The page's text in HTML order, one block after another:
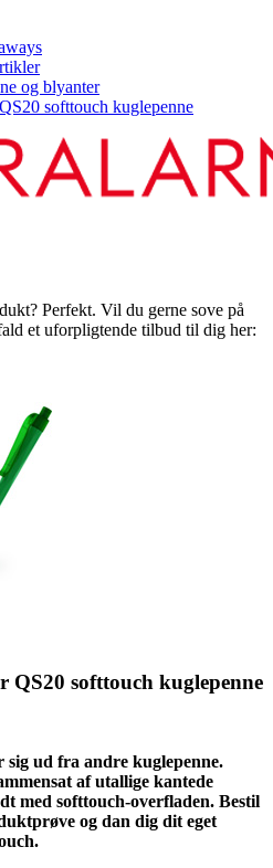
og blyanter
softtouch kuglepenne
Perfekt. Vil du gerne sove på
et uforpligtende tilbud til dig her:
softtouch kuglepenne
ud fra andre kuglepenne.
af utallige kantede
med softtouch-overfladen. Bestil
og dan dig dit eget